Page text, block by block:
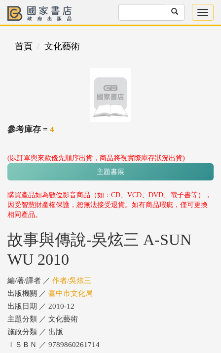
首頁 文化藝術
參考庫存 = 4
(以訂單與來款優先順序出貨，商品將視實際庫存狀況出貨)
主題書展
購買產品如為數位影音商品（如：CD、VCD、DVD、電子書等），
因受智慧財產權保護，恕無法接受退貨。如有商品瑕疵，僅可更換
相同產品。
故事與傳說-吳炫三 A-SUN
WU 2010
編/著/譯者 ／ 作者/吳炫三
出版機關 ／ 臺中市文化局
出版日期 ／ 2010-12
主題分類 ／ 文化藝術
施政分類 ／ 出版
ＩＳＢＮ ／ 9789860261714